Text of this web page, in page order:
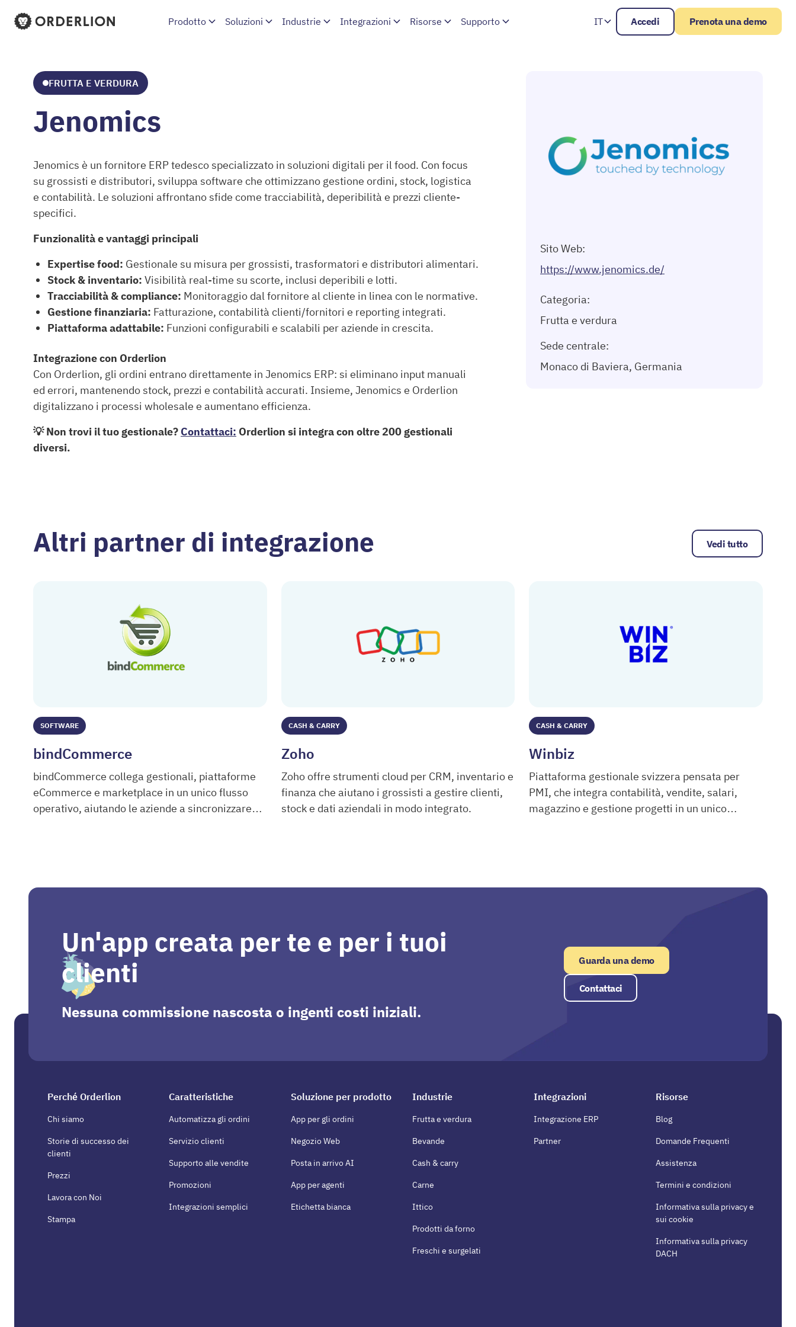
Prodotto Soluzioni Industrie Integrazioni Risorse Supporto IT Accedi Prenota una demo
FRUTTA E VERDURA
Jenomics
Jenomics è un fornitore ERP tedesco specializzato in soluzioni digitali per il food. Con focus
su grossisti e distributori, sviluppa software che ottimizzano gestione ordini, stock, logistica
e contabilità. Le soluzioni affrontano sfide come tracciabilità, deperibilità e prezzi cliente-
specifici.
Funzionalità e vantaggi principali
Expertise food: Gestionale su misura per grossisti, trasformatori e distributori alimentari.
Stock & inventario: Visibilità real-time su scorte, inclusi deperibili e lotti.
Tracciabilità & compliance: Monitoraggio dal fornitore al cliente in linea con le normative.
Gestione finanziaria: Fatturazione, contabilità clienti/fornitori e reporting integrati.
Piattaforma adattabile: Funzioni configurabili e scalabili per aziende in crescita.
Integrazione con Orderlion
Con Orderlion, gli ordini entrano direttamente in Jenomics ERP: si eliminano input manuali
ed errori, mantenendo stock, prezzi e contabilità accurati. Insieme, Jenomics e Orderlion
digitalizzano i processi wholesale e aumentano efficienza.
💡 Non trovi il tuo gestionale? Contattaci: Orderlion si integra con oltre 200 gestionali
diversi.
Sito Web:
https://www.jenomics.de/
Categoria:
Frutta e verdura
Sede centrale:
Monaco di Baviera, Germania
Altri partner di integrazione Vedi tutto
SOFTWARE
bindCommerce
bindCommerce collega gestionali, piattaforme
eCommerce e marketplace in un unico flusso
operativo, aiutando le aziende a sincronizzare
CASH & CARRY
Zoho
Zoho offre strumenti cloud per CRM, inventario e
finanza che aiutano i grossisti a gestire clienti,
stock e dati aziendali in modo integrato.
CASH & CARRY
Winbiz
Piattaforma gestionale svizzera pensata per
PMI, che integra contabilità, vendite, salari,
magazzino e gestione progetti in un unico
Un'app creata per te e per i tuoi
clienti
Nessuna commissione nascosta o ingenti costi iniziali.
Guarda una demo
Contattaci
Perché Orderlion
Chi siamo
Storie di successo dei
clienti
Prezzi
Lavora con Noi
Stampa
Caratteristiche
Automatizza gli ordini
Servizio clienti
Supporto alle vendite
Promozioni
Integrazioni semplici
Soluzione per prodotto
App per gli ordini
Negozio Web
Posta in arrivo AI
App per agenti
Etichetta bianca
Industrie
Frutta e verdura
Bevande
Cash & carry
Carne
Ittico
Prodotti da forno
Freschi e surgelati
Integrazioni
Integrazione ERP
Partner
Risorse
Blog
Domande Frequenti
Assistenza
Termini e condizioni
Informativa sulla privacy e
sui cookie
Informativa sulla privacy
DACH